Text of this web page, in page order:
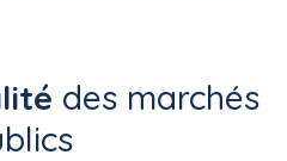
des marchés